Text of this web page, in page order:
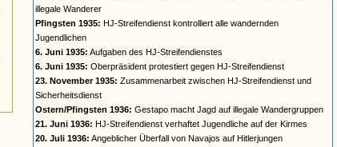
illegale Wanderer
Pfingsten 1935: HJ-Streifendienst kontrolliert alle wandernden
Jugendlichen
6. Juni 1935: Aufgaben des HJ-Streifendienstes
6. Juni 1935: Oberpräsident protestiert gegen HJ-Streifendienst
23. November 1935: Zusammenarbeit zwischen HJ-Streifendienst und
Sicherheitsdienst
Ostern/Pfingsten 1936: Gestapo macht Jagd auf illegale Wandergruppen
21. Juni 1936: HJ-Streifendienst verhaftet Jugendliche auf der Kirmes
20. Juli 1936: Angeblicher Überfall von Navajos auf Hitlerjungen